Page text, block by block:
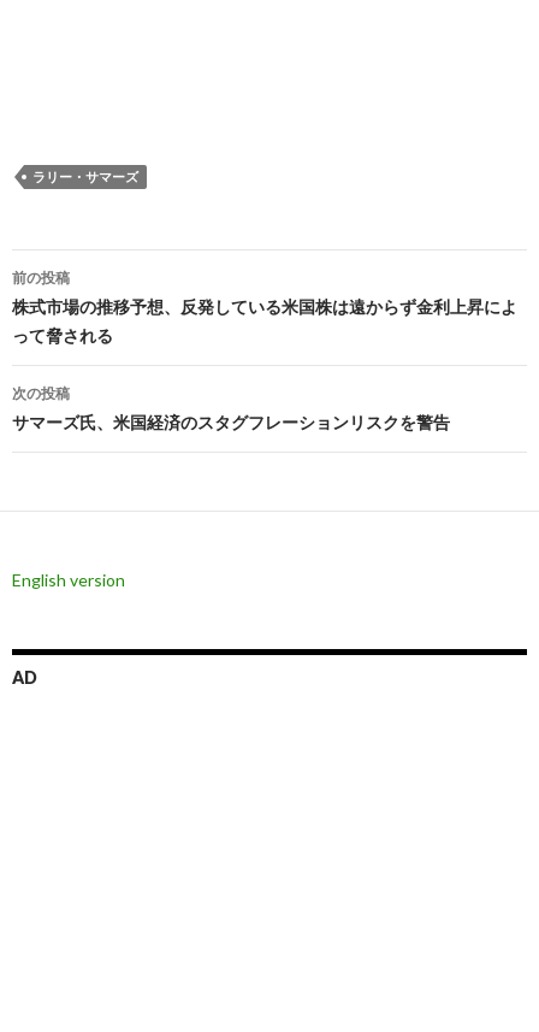
ラリー・サマーズ
投
稿
ナ
ビ
ゲ
シ
前の投稿
株式市場の推移予想、反発している米国株は遠からず金利上昇によ
って脅される
次の投稿
サマーズ氏、米国経済のスタグフレーションリスクを警告
English version
AD